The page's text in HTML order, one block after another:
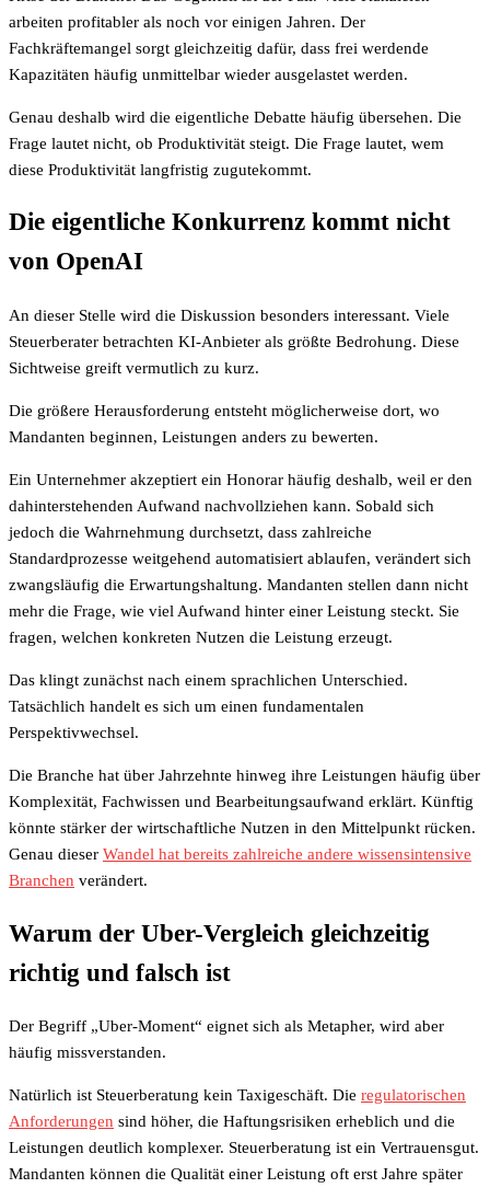
arbeiten profitabler als noch vor einigen Jahren. Der
Fachkräftemangel sorgt gleichzeitig dafür, dass frei werdende
Kapazitäten häufig unmittelbar wieder ausgelastet werden.
Genau deshalb wird die eigentliche Debatte häufig übersehen. Die
Frage lautet nicht, ob Produktivität steigt. Die Frage lautet, wem
diese Produktivität langfristig zugutekommt.
Die eigentliche Konkurrenz kommt nicht
von OpenAI
An dieser Stelle wird die Diskussion besonders interessant. Viele
Steuerberater betrachten KI-Anbieter als größte Bedrohung. Diese
Sichtweise greift vermutlich zu kurz.
Die größere Herausforderung entsteht möglicherweise dort, wo
Mandanten beginnen, Leistungen anders zu bewerten.
Ein Unternehmer akzeptiert ein Honorar häufig deshalb, weil er den
dahinterstehenden Aufwand nachvollziehen kann. Sobald sich
jedoch die Wahrnehmung durchsetzt, dass zahlreiche
Standardprozesse weitgehend automatisiert ablaufen, verändert sich
zwangsläufig die Erwartungshaltung. Mandanten stellen dann nicht
mehr die Frage, wie viel Aufwand hinter einer Leistung steckt. Sie
fragen, welchen konkreten Nutzen die Leistung erzeugt.
Das klingt zunächst nach einem sprachlichen Unterschied.
Tatsächlich handelt es sich um einen fundamentalen
Perspektivwechsel.
Die Branche hat über Jahrzehnte hinweg ihre Leistungen häufig über
Komplexität, Fachwissen und Bearbeitungsaufwand erklärt. Künftig
könnte stärker der wirtschaftliche Nutzen in den Mittelpunkt rücken.
Genau dieser Wandel hat bereits zahlreiche andere wissensintensive
Branchen verändert.
Warum der Uber-Vergleich gleichzeitig
richtig und falsch ist
Der Begriff „Uber-Moment“ eignet sich als Metapher, wird aber
häufig missverstanden.
Natürlich ist Steuerberatung kein Taxigeschäft. Die regulatorischen
Anforderungen sind höher, die Haftungsrisiken erheblich und die
Leistungen deutlich komplexer. Steuerberatung ist ein Vertrauensgut.
Mandanten können die Qualität einer Leistung oft erst Jahre später